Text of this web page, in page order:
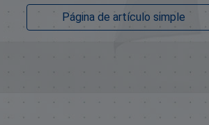
Página de artículo simple